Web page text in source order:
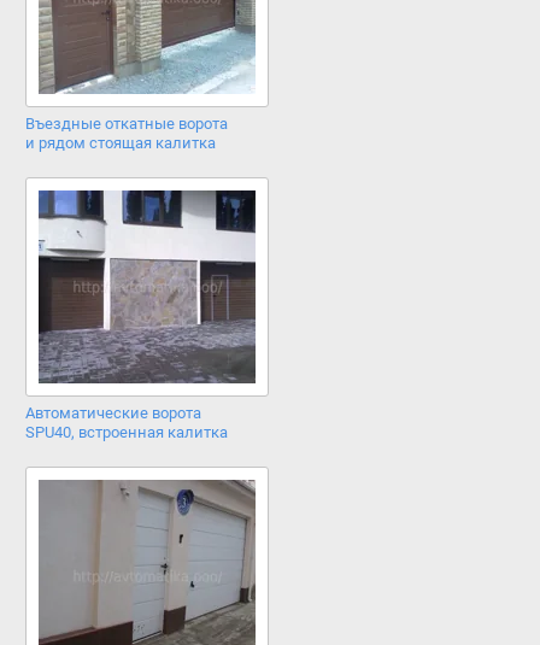
Въездные откатные ворота
и рядом стоящая калитка
Автоматические ворота
SPU40, встроенная калитка